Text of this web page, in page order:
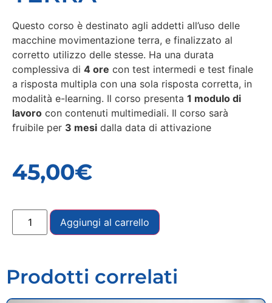
Questo corso è destinato agli addetti all’uso delle
macchine movimentazione terra, e finalizzato al
corretto utilizzo delle stesse. Ha una durata
complessiva di 4 ore con test intermedi e test finale
a risposta multipla con una sola risposta corretta, in
modalità e-learning. Il corso presenta 1 modulo di
lavoro con contenuti multimediali. Il corso sarà
fruibile per 3 mesi dalla data di attivazione
45,00€
Aggiungi al carrello
Prodotti correlati